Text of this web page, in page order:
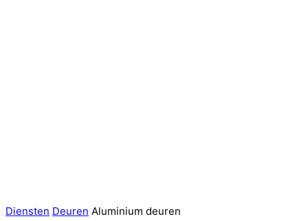
Diensten Deuren Aluminium deuren